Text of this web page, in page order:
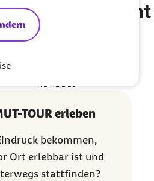
Engagement
ihre Wirkung und ihren
ausgezeichnet, unter
Siegel von PHINEO (2025)
der
TOUR erleben
bekommen,
Ort erlebbar ist und
stattfinden?